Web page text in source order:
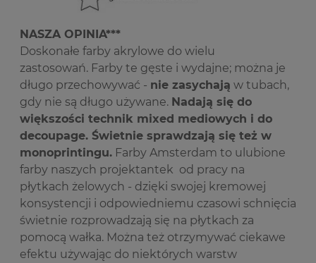
NASZA OPINIA***
Doskonałe farby akrylowe do wielu
zastosowań. Farby te gęste i wydajne; można je
długo przechowywać - nie zasychają w tubach,
gdy nie są długo używane. Nadają się do
większości technik mixed mediowych i do
decoupage. Świetnie sprawdzają się też w
monoprintingu. Farby Amsterdam to ulubione
farby naszych projektantek od pracy na
płytkach żelowych - dzięki swojej kremowej
konsystencji i odpowiedniemu czasowi schnięcia
świetnie rozprowadzają się na płytkach za
pomocą wałka. Można też otrzymywać ciekawe
efektu używając do niektórych warstw